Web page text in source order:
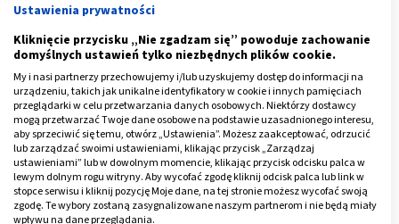
płynie tętnicami do płuc, natomiast bogata w tlen
powraca żyłami do lewego przedsionka serca. Ten
mechanizm zachodzący w płucach umożliwia jej
natlenienie.
W ten sposób krew realizuje swoje zadanie, jakim jest
dostarczenie tlenu do wszystkich narządów w
organizmie. Pobiera go z płuc, dzięki działaniu
systemu, jakim jest krążenie płucne krwiobieg mały.
Ustawienia prywatności
Kliknięcie przycisku „Nie zgadzam się” powoduje zachowanie
domyślnych ustawień tylko niezbędnych plików cookie.
My i nasi partnerzy przechowujemy i/lub uzyskujemy dostęp do informacji na
urządzeniu, takich jak unikalne identyfikatory w cookie i innych pamięciach
przeglądarki w celu przetwarzania danych osobowych. Niektórzy dostawcy
mogą przetwarzać Twoje dane osobowe na podstawie uzasadnionego interesu,
aby sprzeciwić się temu, otwórz „Ustawienia”. Możesz zaakceptować, odrzucić
lub zarządzać swoimi ustawieniami, klikając przycisk „Zarządzaj
ustawieniami” lub w dowolnym momencie, klikając przycisk odcisku palca w
lewym dolnym rogu witryny. Aby wycofać zgodę kliknij odcisk palca lub link w
stopce serwisu i kliknij pozycję Moje dane, na tej stronie możesz wycofać swoją
zgodę. Te wybory zostaną zasygnalizowane naszym partnerom i nie będą miały
wpływu na dane przeglądania.